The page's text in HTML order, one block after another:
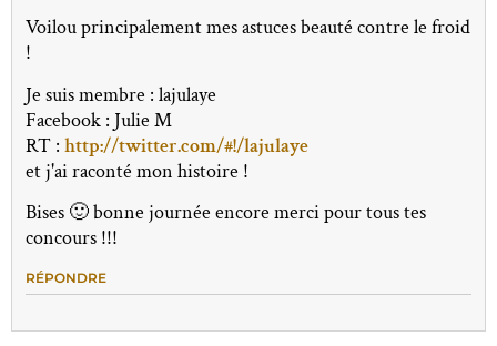
Voilou principalement mes astuces beauté contre le froid
!
Je suis membre : lajulaye
Facebook : Julie M
RT : http://twitter.com/#!/lajulaye
et j'ai raconté mon histoire !
Bises 🙂 bonne journée encore merci pour tous tes
concours !!!
RÉPONDRE